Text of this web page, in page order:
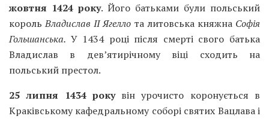
жовтня 1424 року. Його батьками були польський
корольВладислав II Ягелло та литовська княжна Софія
Гольшанська. У 1434 році після смерті свого батька
Владислав в дев’ятирічному віці сходить на
польський престол.
25 липня 1434 рокувін урочисто коронується в
Краківському кафедральному соборі святих Вацлава і